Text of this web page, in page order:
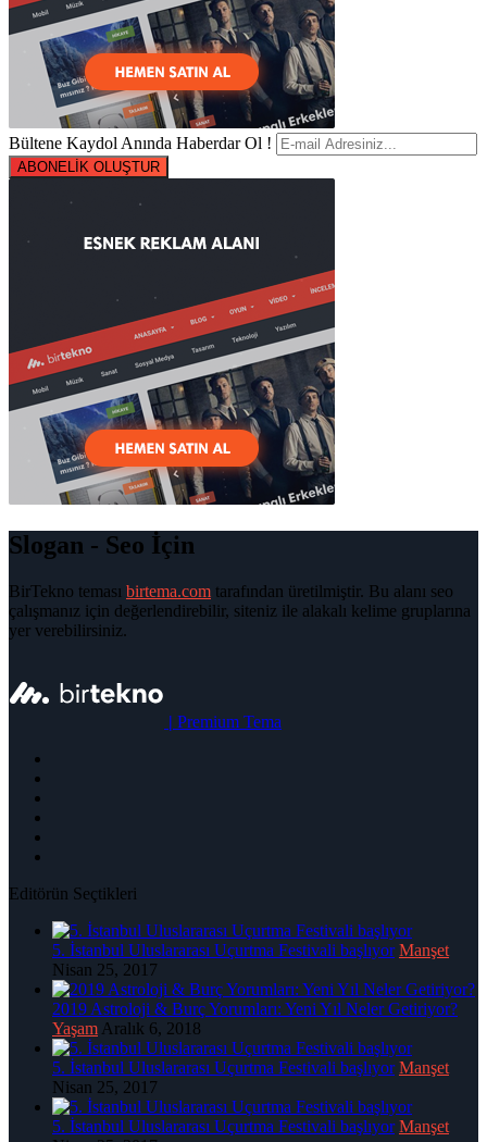
Bültene Kaydol Anında Haberdar Ol !
ABONELİK OLUŞTUR
Slogan - Seo İçin
BirTekno teması birtema.com tarafından üretilmiştir. Bu alanı seo
çalışmanız için değerlendirebilir, siteniz ile alakalı kelime gruplarına
yer verebilirsiniz.
| Premium Tema
Editörün Seçtikleri
5. İstanbul Uluslararası Uçurtma Festivali başlıyor Manşet
Nisan 25, 2017
2019 Astroloji & Burç Yorumları: Yeni Yıl Neler Getiriyor?
Yaşam Aralık 6, 2018
5. İstanbul Uluslararası Uçurtma Festivali başlıyor Manşet
Nisan 25, 2017
5. İstanbul Uluslararası Uçurtma Festivali başlıyor Manşet